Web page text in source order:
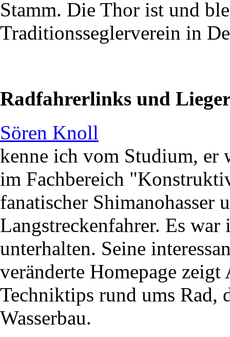
Stamm. Die Thor ist und
Traditionsseglerverein in
Radfahrerlinks und
Sören Knoll
kenne ich vom Studium, er
im Fachbereich
fanatischer Shimanohasser
Langstreckenfahrer. Es
unterhalten. Seine
veränderte Homepage
Techniktips rund ums Rad,
Wasserbau.